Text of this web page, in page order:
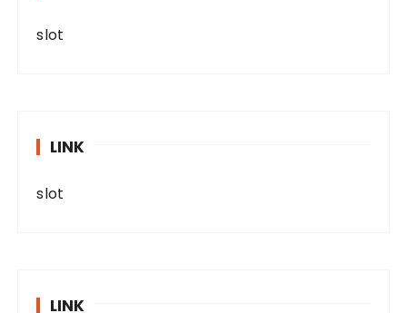
slot
LINK
slot
LINK